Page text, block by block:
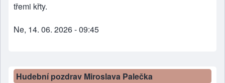
třemi křty.
Ne, 14. 06. 2026 - 09:45
Hudební pozdrav Miroslava Palečka